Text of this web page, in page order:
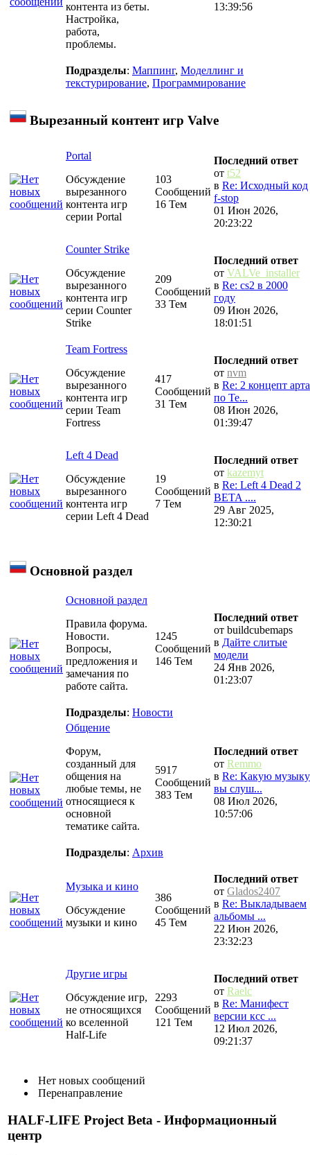
контента из беты.
Настройка,
работа,
проблемы.
13:39:56
Подразделы: Маппинг, Моделлинг и
текстурирование, Программирование
Вырезанный контент игр Valve
Portal
Обсуждение
вырезанного
контента игр
серии Portal
103
Сообщений
16 Тем
Последний ответ
от t52
в Re: Исходный код
f-stop
01 Июн 2026,
20:23:22
Counter Strike
Обсуждение
вырезанного
контента игр
серии Counter
Strike
209
Сообщений
33 Тем
Последний ответ
от VALVe_installer
в Re: cs2 в 2000
году
09 Июн 2026,
18:01:51
Team Fortress
Обсуждение
вырезанного
контента игр
серии Team
Fortress
417
Сообщений
31 Тем
Последний ответ
от nvm
в Re: 2 концепт арта
по Te...
08 Июн 2026,
01:39:47
Left 4 Dead
Обсуждение
вырезанного
контента игр
серии Left 4 Dead
19
Сообщений
7 Тем
Последний ответ
от kazemyt
в Re: Left 4 Dead 2
BETA ....
29 Авг 2025,
12:30:21
Основной раздел
Основной раздел
Правила форума.
Новости.
Вопросы,
предложения и
замечания по
работе сайта.
1245
Сообщений
146 Тем
Последний ответ
от buildcubemaps
в Дайте слитые
модели
24 Янв 2026,
01:23:07
Подразделы: Новости
Общение
Форум,
созданный для
общения на
любые темы, не
относящиеся к
основной
тематике сайта.
5917
Сообщений
383 Тем
Последний ответ
от Remmo
в Re: Какую музыку
вы слуш...
08 Июл 2026,
10:57:06
Подразделы: Архив
Музыка и кино
Обсуждение
музыки и кино
386
Сообщений
45 Тем
Последний ответ
от Glados2407
в Re: Выкладываем
альбомы ...
22 Июн 2026,
23:32:23
Другие игры
Обсуждение игр,
не относящихся
ко вселенной
Half-Life
2293
Сообщений
121 Тем
Последний ответ
от Raelc
в Re: Манифест
версии ксс ...
12 Июл 2026,
09:21:37
Нет новых сообщений
Перенаправление
HALF-LIFE Project Beta - Информационный
центр